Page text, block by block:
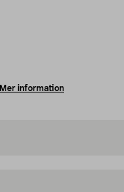
Mer information